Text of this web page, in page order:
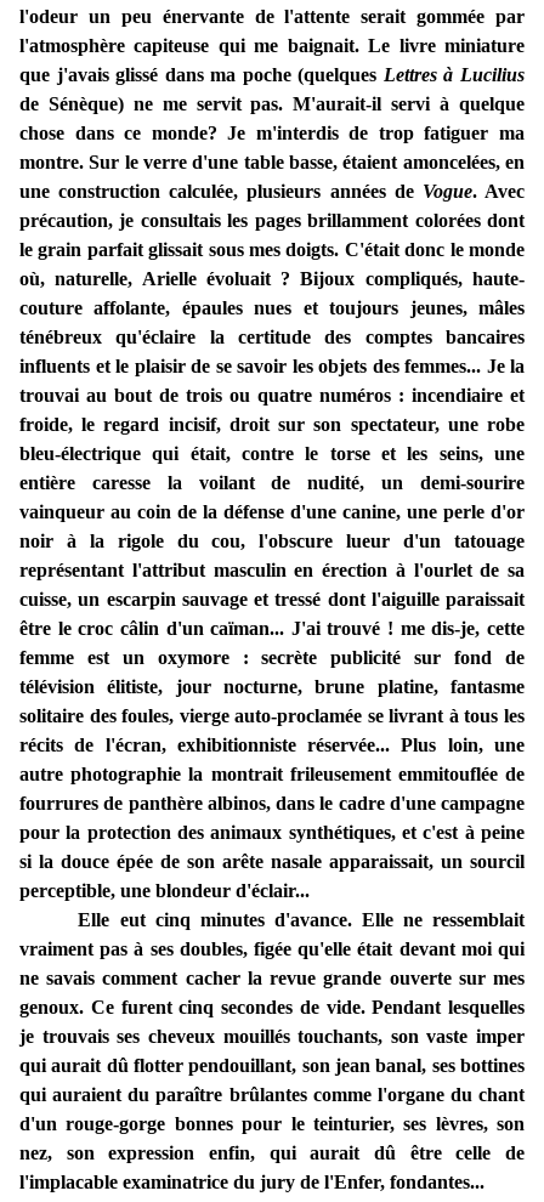
l'odeur un peu énervante de l'attente serait gommée par
l'atmosphère capiteuse qui me baignait. Le livre miniature
que j'avais glissé dans ma poche (quelques Lettres à Lucilius
de Sénèque) ne me servit pas. M'aurait-il servi à quelque
chose dans ce monde? Je m'interdis de trop fatiguer ma
montre. Sur le verre d'une table basse, étaient amoncelées, en
une construction calculée, plusieurs années de Vogue. Avec
précaution, je consultais les pages brillamment colorées dont
le grain parfait glissait sous mes doigts. C'était donc le monde
où, naturelle, Arielle évoluait ? Bijoux compliqués, haute-
couture affolante, épaules nues et toujours jeunes, mâles
ténébreux qu'éclaire la certitude des comptes bancaires
influents et le plaisir de se savoir les objets des femmes... Je la
trouvai au bout de trois ou quatre numéros : incendiaire et
froide, le regard incisif, droit sur son spectateur, une robe
bleu-électrique qui était, contre le torse et les seins, une
entière caresse la voilant de nudité, un demi-sourire
vainqueur au coin de la défense d'une canine, une perle d'or
noir à la rigole du cou, l'obscure lueur d'un tatouage
représentant l'attribut masculin en érection à l'ourlet de sa
cuisse, un escarpin sauvage et tressé dont l'aiguille paraissait
être le croc câlin d'un caïman... J'ai trouvé ! me dis-je, cette
femme est un oxymore : secrète publicité sur fond de
télévision élitiste, jour nocturne, brune platine, fantasme
solitaire des foules, vierge auto-proclamée se livrant à tous les
récits de l'écran, exhibitionniste réservée... Plus loin, une
autre photographie la montrait frileusement emmitouflée de
fourrures de panthère albinos, dans le cadre d'une campagne
pour la protection des animaux synthétiques, et c'est à peine
si la douce épée de son arête nasale apparaissait, un sourcil
perceptible, une blondeur d'éclair...
Elle eut cinq minutes d'avance. Elle ne ressemblait
vraiment pas à ses doubles, figée qu'elle était devant moi qui
ne savais comment cacher la revue grande ouverte sur mes
genoux. Ce furent cinq secondes de vide. Pendant lesquelles
je trouvais ses cheveux mouillés touchants, son vaste imper
qui aurait dû flotter pendouillant, son jean banal, ses bottines
qui auraient du paraître brûlantes comme l'organe du chant
d'un rouge-gorge bonnes pour le teinturier, ses lèvres, son
nez, son expression enfin, qui aurait dû être celle de
l'implacable examinatrice du jury de l'Enfer, fondantes...